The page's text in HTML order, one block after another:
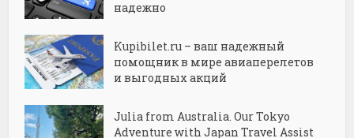
надежно
Kupibilet.ru – ваш надежный
помощник в мире авиаперелетов
и выгодных акций
Julia from Australia. Our Tokyo
Adventure with Japan Travel Assist